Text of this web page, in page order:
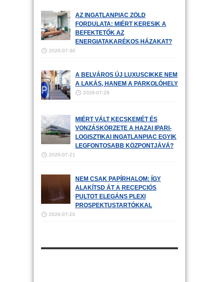
AZ INGATLANPIAC ZÖLD
FORDULATA: MIÉRT KERESIK A
BEFEKTETŐK AZ
ENERGIATAKARÉKOS HÁZAKAT?
2026-07-30
A BELVÁROS ÚJ LUXUSCIKKE NEM
A LAKÁS, HANEM A PARKOLÓHELY
2026-07-29
MIÉRT VÁLT KECSKEMÉT ÉS
VONZÁSKÖRZETE A HAZAI IPARI-
LOGISZTIKAI INGATLANPIAC EGYIK
LEGFONTOSABB KÖZPONTJÁVÁ?
2026-07-21
NEM CSAK PAPÍRHALOM: ÍGY
ALAKÍTSD ÁT A RECEPCIÓS
PULTOT ELEGÁNS PLEXI
PROSPEKTUSTARTÓKKAL
2026-07-20